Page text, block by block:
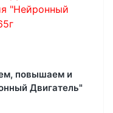
повышаем и
Двигатель"